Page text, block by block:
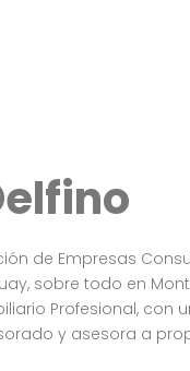
de Empresas
sobre todo en
Profesional,
y asesora a